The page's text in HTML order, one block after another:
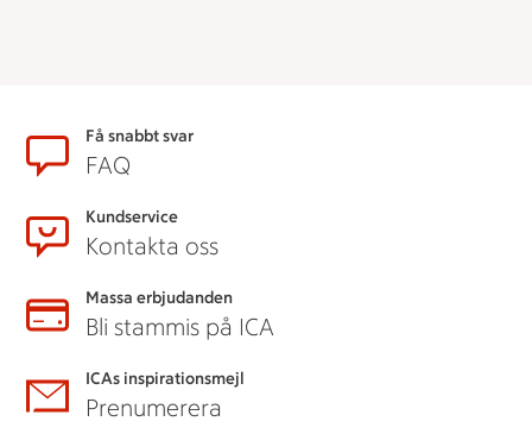
SidfotFå snabbt svar
FAQ
Kundservice
Kontakta oss
Massa erbjudanden
Bli stammis på ICA
ICAs inspirationsmejl
Prenumerera